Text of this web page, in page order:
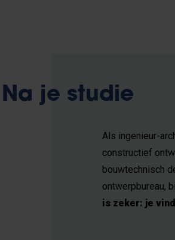
Na je studie
Als ingenieur-
constructief
bouwtechnisch
ontwerpbureau,
is zeker: je